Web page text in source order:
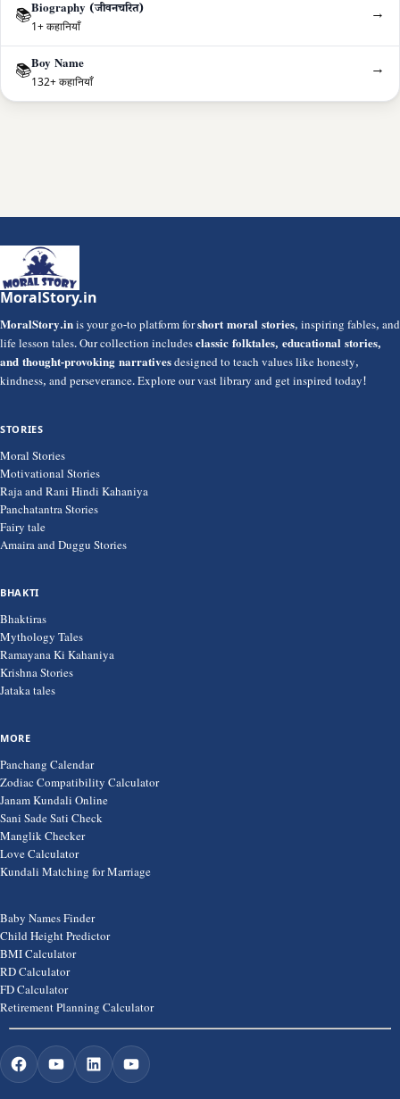
📚Biography (जीवनचरित)
1+ कहानियाँ
→
📚Boy Name
132+ कहानियाँ
→
MoralStory.in
MoralStory.inis your go-to platform forshort moral stories, inspiring fables, and
life lesson tales. Our collection includesclassic folktales, educational stories,
and thought-provoking narrativesdesigned to teach values like honesty,
kindness, and perseverance. Explore our vast library and get inspired today!
STORIES
Moral Stories
Motivational Stories
Raja and Rani Hindi Kahaniya
Panchatantra Stories
Fairy tale
Amaira and Duggu Stories
BHAKTI
Bhaktiras
Mythology Tales
Ramayana Ki Kahaniya
Krishna Stories
Jataka tales
MORE
Panchang Calendar
Zodiac Compatibility Calculator
Janam Kundali Online
Sani Sade Sati Check
Manglik Checker
Love Calculator
Kundali Matching for Marriage
Baby Names Finder
Child Height Predictor
BMI Calculator
RD Calculator
FD Calculator
Retirement Planning Calculator